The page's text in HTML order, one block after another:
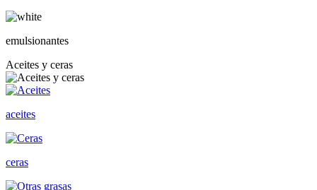
emulsionantes
Aceites y ceras
aceites
ceras